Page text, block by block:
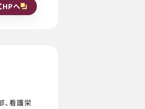
HPへ
、看護栄